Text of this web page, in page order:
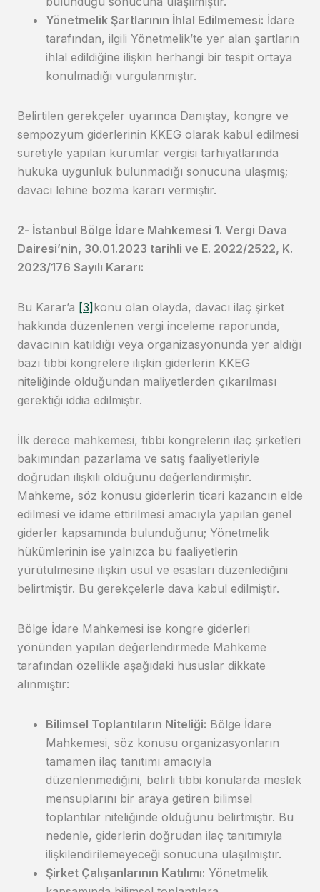
Yönetmelik Şartlarının İhlal Edilmemesi: İdare
tarafından, ilgili Yönetmelik’te yer alan şartların
ihlal edildiğine ilişkin herhangi bir tespit ortaya
konulmadığı vurgulanmıştır.
Belirtilen gerekçeler uyarınca Danıştay, kongre ve
sempozyum giderlerinin KKEG olarak kabul edilmesi
suretiyle yapılan kurumlar vergisi tarhiyatlarında
hukuka uygunluk bulunmadığı sonucuna ulaşmış;
davacı lehine bozma kararı vermiştir.
2- İstanbul Bölge İdare Mahkemesi 1. Vergi Dava
Dairesi’nin, 30.01.2023 tarihli ve E. 2022/2522, K.
2023/176 Sayılı Kararı:
Bu Karar’a [3]konu olan olayda, davacı ilaç şirket
hakkında düzenlenen vergi inceleme raporunda,
davacının katıldığı veya organizasyonunda yer aldığı
bazı tıbbi kongrelere ilişkin giderlerin KKEG
niteliğinde olduğundan maliyetlerden çıkarılması
gerektiği iddia edilmiştir.
İlk derece mahkemesi, tıbbi kongrelerin ilaç şirketleri
bakımından pazarlama ve satış faaliyetleriyle
doğrudan ilişkili olduğunu değerlendirmiştir.
Mahkeme, söz konusu giderlerin ticari kazancın elde
edilmesi ve idame ettirilmesi amacıyla yapılan genel
giderler kapsamında bulunduğunu; Yönetmelik
hükümlerinin ise yalnızca bu faaliyetlerin
yürütülmesine ilişkin usul ve esasları düzenlediğini
belirtmiştir. Bu gerekçelerle dava kabul edilmiştir.
Bölge İdare Mahkemesi ise kongre giderleri
yönünden yapılan değerlendirmede Mahkeme
tarafından özellikle aşağıdaki hususlar dikkate
alınmıştır:
Bilimsel Toplantıların Niteliği: Bölge İdare
Mahkemesi, söz konusu organizasyonların
tamamen ilaç tanıtımı amacıyla
düzenlenmediğini, belirli tıbbi konularda meslek
mensuplarını bir araya getiren bilimsel
toplantılar niteliğinde olduğunu belirtmiştir. Bu
nedenle, giderlerin doğrudan ilaç tanıtımıyla
ilişkilendirilemeyeceği sonucuna ulaşılmıştır.
Şirket Çalışanlarının Katılımı: Yönetmelik